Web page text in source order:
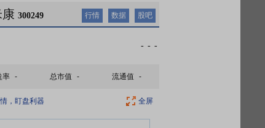
300249 行情 数据 股吧
- - -
率 - 总市值 - 流通值 -
，盯盘利器 全屏